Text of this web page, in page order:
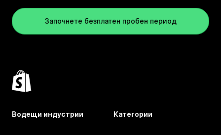
Започнете безплатен пробен период
Водещи индустрии Категории